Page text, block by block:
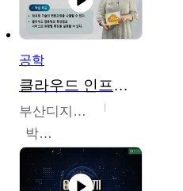
공학
클라우드 인프라 구축 및 활용
부산디지털대학교
박수현